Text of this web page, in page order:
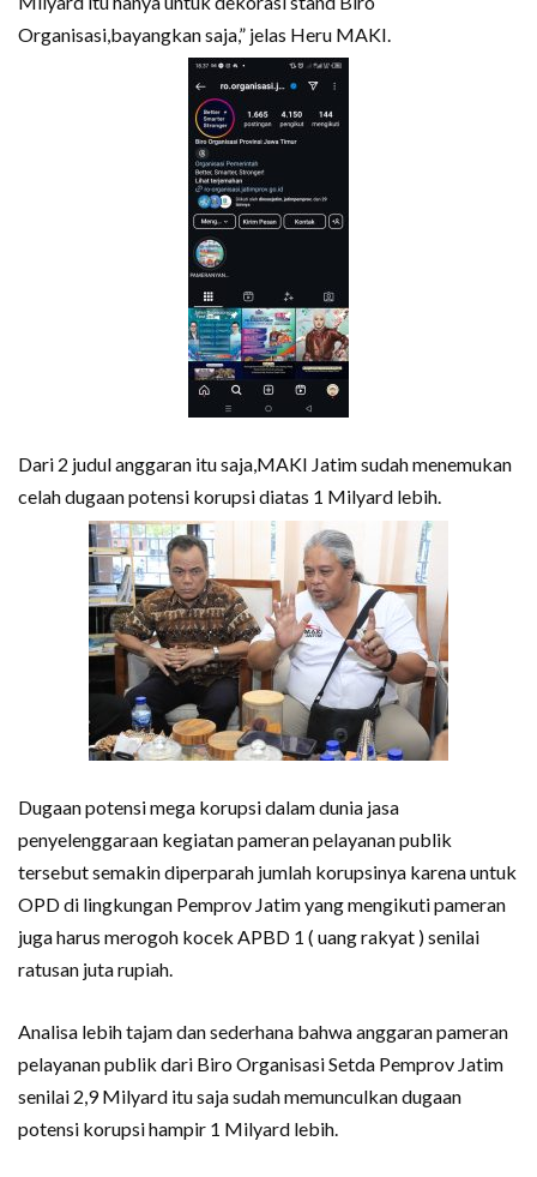
Organisasi,bayangkan saja,” jelas Heru MAKI.
Dari 2 judul anggaran itu saja,MAKI Jatim sudah menemukan
celah dugaan potensi korupsi diatas 1 Milyard lebih.
Dugaan potensi mega korupsi dalam dunia jasa
penyelenggaraan kegiatan pameran pelayanan publik
tersebut semakin diperparah jumlah korupsinya karena untuk
OPD di lingkungan Pemprov Jatim yang mengikuti pameran
juga harus merogoh kocek APBD 1 ( uang rakyat ) senilai
ratusan juta rupiah.
Analisa lebih tajam dan sederhana bahwa anggaran pameran
pelayanan publik dari Biro Organisasi Setda Pemprov Jatim
senilai 2,9 Milyard itu saja sudah memunculkan dugaan
potensi korupsi hampir 1 Milyard lebih.